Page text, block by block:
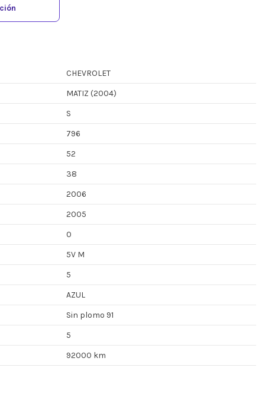
CHEVROLET
MATIZ (2004)
S
796
52
38
2006
2005
0
5V M
5
AZUL
Sin plomo 91
5
92000 km